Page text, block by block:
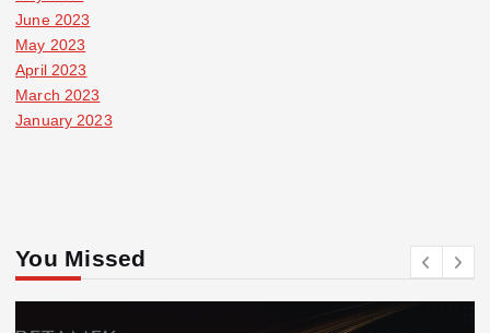
June 2023
May 2023
April 2023
March 2023
January 2023
You Missed